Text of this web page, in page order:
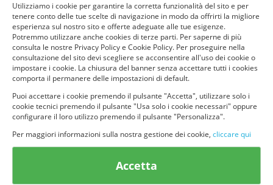
© provaprodottigratis.it 2023 | All Rights Reserved.
Categorie in evidenza
Utilizziamo i cookie per garantire la corretta funzionalità del sito e per
tenere conto delle tue scelte di navigazione in modo da offrirti la migliore
esperienza sul nostro sito e offerte adeguate alle tue esigenze.
Potremmo utilizzare anche cookies di terze parti. Per saperne di più
consulta le nostre Privacy Policy e Cookie Policy. Per proseguire nella
consultazione del sito devi scegliere se acconsentire all'uso dei cookie o
impostare i cookie. La chiusura del banner senza accettare tutti i cookies
comporta il permanere delle impostazioni di default.
Puoi accettare i cookie premendo il pulsante "Accetta", utilizzare solo i
cookie tecnici premendo il pulsante "Usa solo i cookie necessari" oppure
configurare il loro utilizzo premendo il pulsante "Personalizza".
Per maggiori informazioni sulla nostra gestione dei cookie, cliccare qui
Accetta